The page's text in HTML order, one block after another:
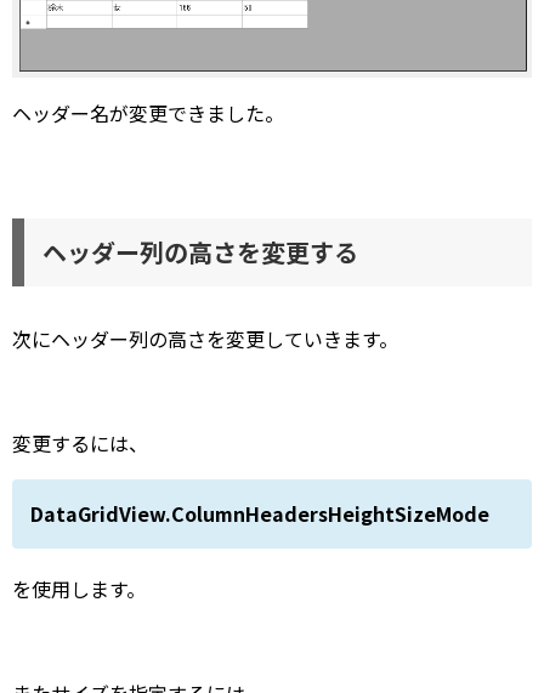
ヘッダー名が変更できました。
ヘッダー列の高さを変更する
次にヘッダー列の高さを変更していきます。
変更するには、
DataGridView.ColumnHeadersHeightSizeMode
を使用します。